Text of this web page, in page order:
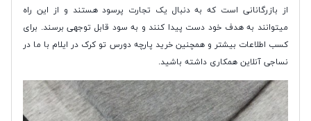
از بازرگانانی است که به دنبال یک تجارت پرسود هستند و از این راه
میتوانند به هدف خود دست پیدا کنند و به سود قابل توجهی برسند. برای
کسب اطلاعات بیشتر و همچنین خرید پارچه دورس تو کرک در ایلام با ما در
نساجی آنلاین همکاری داشته باشید.